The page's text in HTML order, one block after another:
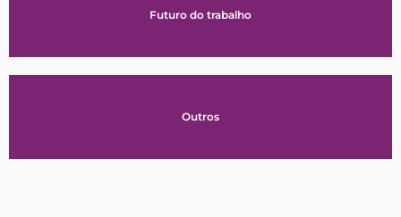
Futuro do trabalho
Outros